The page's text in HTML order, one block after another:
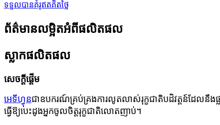
ទទួលបានគំរូឥតគិតថ្លៃ
ព័ត៌មានលម្អិតអំពីផលិតផល
ស្លាកផលិតផល
សេចក្តីផ្តើម
អេទីហ្វុនជាឧបករណ៍​គ្រប់គ្រង​ការលូតលាស់​រុក្ខជាតិ​បដិវត្តន៍​ដែល​នឹង​
ធ្វើឱ្យបេះដូងអ្នកចូលចិត្តរុក្ខជាតិលោតញាប់។